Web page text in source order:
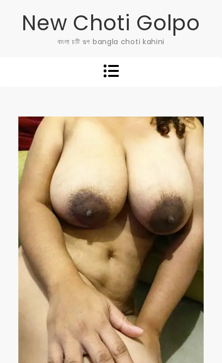
New Choti Golpo
বাংলা চটি গল্প bangla choti kahini